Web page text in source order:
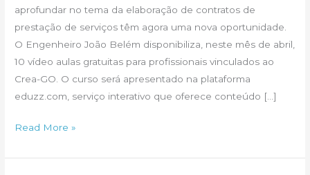
aprofundar no tema da elaboração de contratos de
prestação de serviços têm agora uma nova oportunidade.
O Engenheiro João Belém disponibiliza, neste mês de abril,
10 vídeo aulas gratuitas para profissionais vinculados ao
Crea-GO. O curso será apresentado na plataforma
eduzz.com, serviço interativo que oferece conteúdo […]
Aprenda
elaborar
Read More »